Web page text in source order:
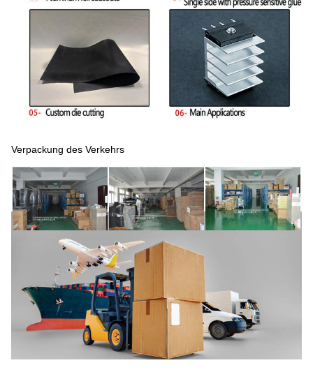
Verpackung des Verkehrs